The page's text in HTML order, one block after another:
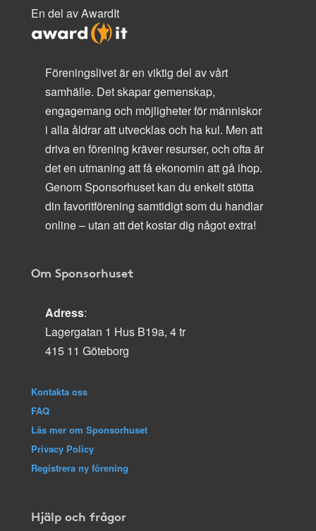
En del av AwardIt
Föreningslivet är en viktig del av vårt
samhälle. Det skapar gemenskap,
engagemang och möjligheter för människor
i alla åldrar att utvecklas och ha kul. Men att
driva en förening kräver resurser, och ofta är
det en utmaning att få ekonomin att gå ihop.
Genom Sponsorhuset kan du enkelt stötta
din favoritförening samtidigt som du handlar
online – utan att det kostar dig något extra!
Om Sponsorhuset
Adress:
Lagergatan 1 Hus B19a, 4 tr
415 11 Göteborg
Kontakta oss
FAQ
Läs mer om Sponsorhuset
Privacy Policy
Registrera ny förening
Hjälp och frågor